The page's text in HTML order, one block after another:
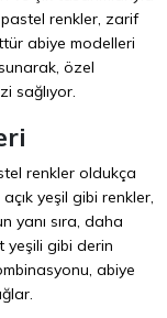
pastel renkler, zarif
abiye modelleri
özel
sağlıyor.
renkler oldukça
yeşil gibi renkler,
yanı sıra, daha
yeşili gibi derin
abiye